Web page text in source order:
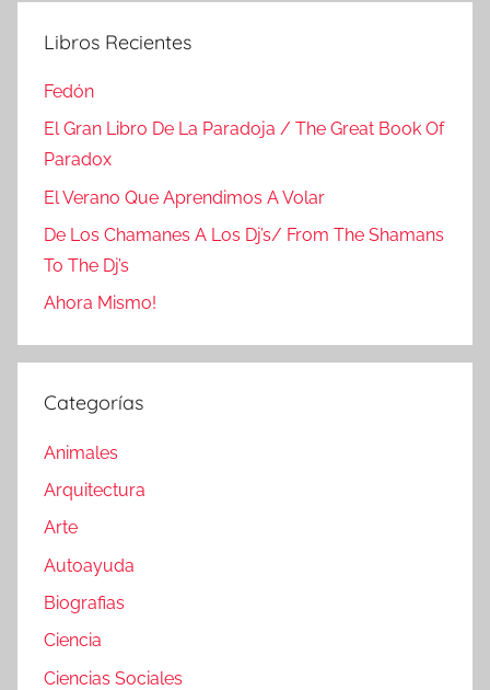
Libros Recientes
Fedón
El Gran Libro De La Paradoja / The Great Book Of
Paradox
El Verano Que Aprendimos A Volar
De Los Chamanes A Los Dj’s/ From The Shamans
To The Dj’s
Ahora Mismo!
Categorías
Animales
Arquitectura
Arte
Autoayuda
Biografias
Ciencia
Ciencias Sociales